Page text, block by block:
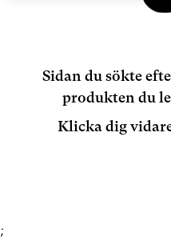
Sidan du sökte
produkten du
Klicka dig
;